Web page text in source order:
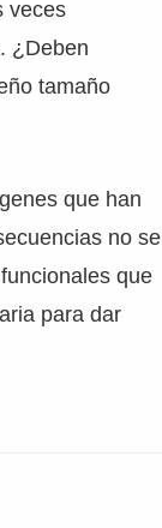
veces
¿Deben
tamaño
que han
no se
que
para dar